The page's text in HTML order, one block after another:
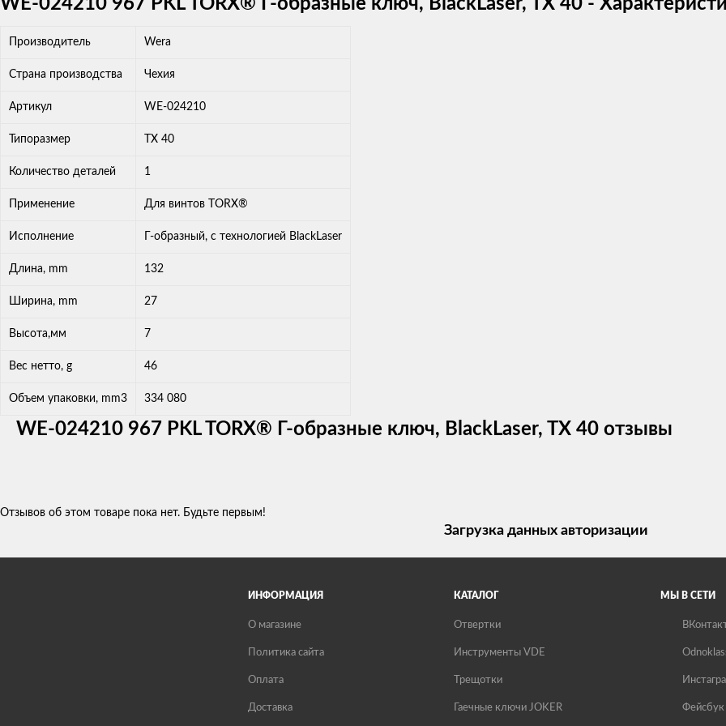
Производитель Wera
Страна производства Чехия
Артикул WE-024210
Типоразмер TX 40
Количество деталей 1
Применение Для винтов TORX®
Исполнение Г-образный, с технологией BlackLaser
Длина, mm 132
Ширина, mm 27
Высота,мм 7
Вес нетто, g 46
Объем упаковки, mm3 334 080
WE-024210 967 PKL TORX® Г-образные ключ, BlackLaser, TX 40 отзывы
Отзывов об этом товаре пока нет. Будьте первым!
Загрузка данных авторизации
ИНФОРМАЦИЯ
О магазине
Политика сайта
Оплата
Доставка
КАТАЛОГ
Отвертки
Инструменты VDE
Трещотки
Гаечные ключи JOKER
МЫ В СЕТИ
Фейсбук